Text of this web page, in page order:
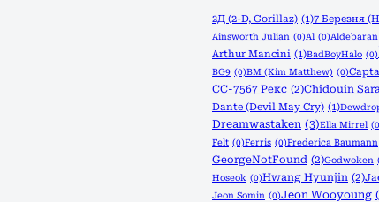
2Д (2-D, Gorillaz) (1)7 Березня
Ainsworth Julian (0)Al (0)Aldebaran
Arthur Mancini (1)BadBoyHalo (0)
BG9 (0)BM (Kim Matthew) (0)
CC-7567 Рекс (2)Chidouin
Dante (Devil May Cry) (1)
Dreamwastaken (3)Ella Mirrel
Felt (0)Ferris (0)Frederica Baumann
GeorgeNotFound (2)Godwoken
Hoseok (0)Hwang Hyunjin (2)
Jeon Somin (0)Jeon Wooyoung